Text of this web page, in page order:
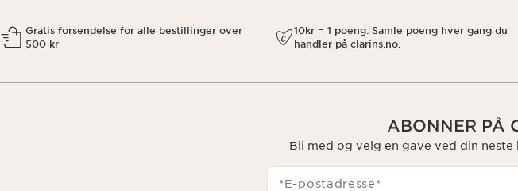
Gratis forsendelse for alle bestillinger over
500 kr
10kr = 1 poeng. Samle poeng hver gang du
handler på clarins.no.
ABONNER PÅ
Bli med og velg en gave ved din
*E-postadresse*